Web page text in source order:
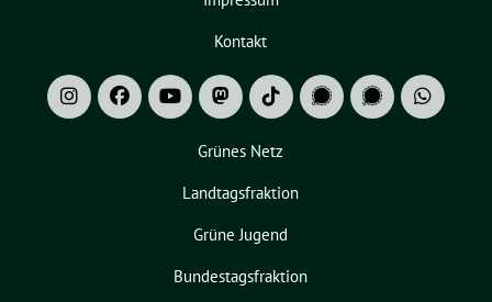
Kontakt
Grünes Netz
Landtagsfraktion
Grüne Jugend
Bundestagsfraktion